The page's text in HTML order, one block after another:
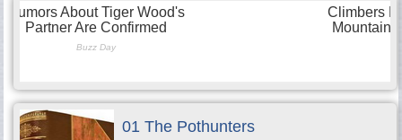
01 The Pothunters